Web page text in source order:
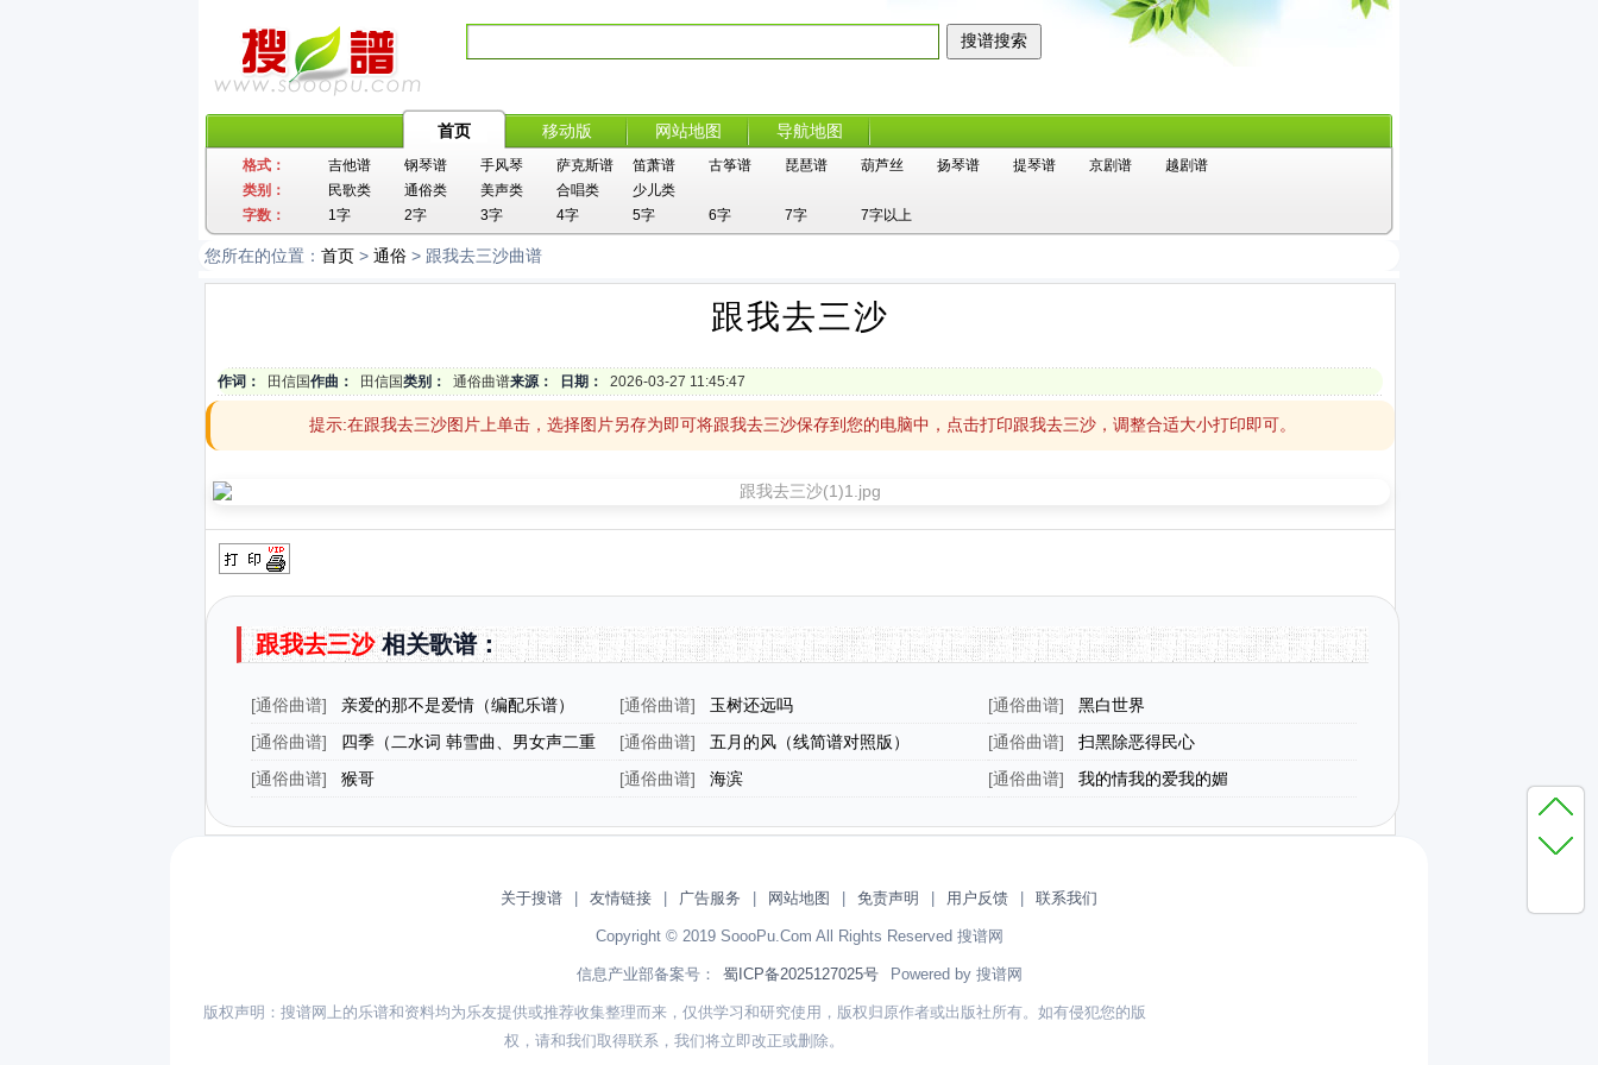
首页 移动版 网站地图 导航地图
格式： 吉他谱 钢琴谱 手风琴 萨克斯谱 笛萧谱 古筝谱 琵琶谱 葫芦丝 扬琴谱 提琴谱 京剧谱
越剧谱
类别：
民歌类 通俗类 美声类 合唱类
少儿类
字数：
1字 2字 3字 4字 5字 6字 7字 7字以上
您所在的位置： 首页 > 通俗 > 跟我去三沙曲谱
跟我去三沙
作词： 田信国作曲： 田信国类别： 通俗曲谱来源： 日期： 2026-03-27 11:45:47
提示:在跟我去三沙图片上单击，选择图片另存为即可将跟我去三沙保存到您的电脑中，点击打印跟我去三沙，调整合适大小打印即可。
跟我去三沙相关歌谱：
[通俗曲谱] 亲爱的那不是爱情（编配乐谱） [通俗曲谱] 玉树还远吗 [通俗曲谱]
黑白世界
[通俗曲谱]
四季（二水词 韩雪曲、男女声二重
唱）
[通俗曲谱] 五月的风（线简谱对照版） [通俗曲谱]
扫黑除恶得民心
[通俗曲谱] 猴哥 [通俗曲谱] 海滨 [通俗曲谱] 我的情我的爱我的媚
关于搜谱 友情链接 广告服务 网站地图 免责声明 用户反馈 联系我们
Copyright © 2019 SoooPu.Com All Rights Reserved 搜谱网
信息产业部备案号： 蜀ICP备2025127025号 Powered by 搜谱网
版权声明：搜谱网上的乐谱和资料均为乐友提供或推荐收集整理而来，仅供学习和研究使用，版权归原作者或出版社所有。如有侵犯您的版
权，请和我们取得联系，我们将立即改正或删除。